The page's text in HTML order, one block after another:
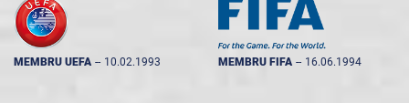
MEMBRU UEFA -- 10.02.1993 MEMBRU FIFA -- 16.06.1994